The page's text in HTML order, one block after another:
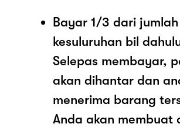
Bayar 1/3 dari jumlah
kesuluruhan bil
Selepas membayar,
akan dihantar dan
menerima barang
Anda akan membuat